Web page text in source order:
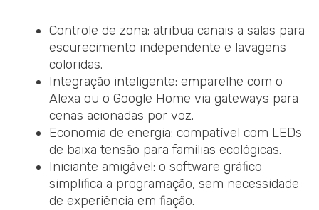
Controle de zona: atribua canais a salas para
escurecimento independente e lavagens
coloridas.
Integração inteligente: emparelhe com o
Alexa ou o Google Home via gateways para
cenas acionadas por voz.
Economia de energia: compatível com LEDs
de baixa tensão para famílias ecológicas.
Iniciante amigável: o software gráfico
simplifica a programação, sem necessidade
de experiência em fiação.